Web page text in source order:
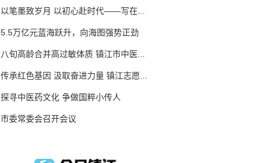
以笔墨致岁月 以初心赴时代——写在...
5.5万亿元蓝海跃升，向海图强势正劲
八旬高龄合并高过敏体质 镇江市中医...
传承红色基因 汲取奋进力量 镇江志愿...
探寻中医药文化 争做国粹小传人
市委常委会召开会议